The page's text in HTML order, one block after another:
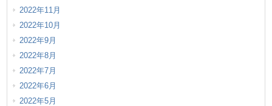
2022年11月
2022年10月
2022年9月
2022年8月
2022年7月
2022年6月
2022年5月